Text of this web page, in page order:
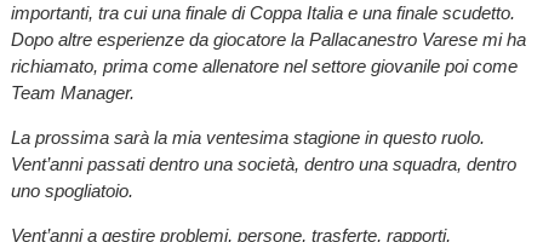
importanti, tra cui una finale di Coppa Italia e una finale scudetto.
Dopo altre esperienze da giocatore la Pallacanestro Varese mi ha
richiamato, prima come allenatore nel settore giovanile poi come
Team Manager.
La prossima sarà la mia ventesima stagione in questo ruolo.
Vent’anni passati dentro una società, dentro una squadra, dentro
uno spogliatoio.
Vent’anni a gestire problemi, persone, trasferte, rapporti,